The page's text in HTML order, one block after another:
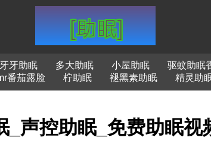
牙牙助眠 多大助眠 小屋助眠 驱蚊助眠
番茄露脸 柠助眠 褪黑素助眠 精灵助
声控助眠_免费助眠视